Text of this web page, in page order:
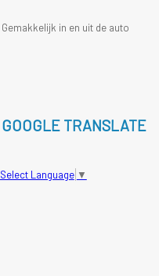
Gemakkelijk in en uit de auto
GOOGLE TRANSLATE
Select Language ▼